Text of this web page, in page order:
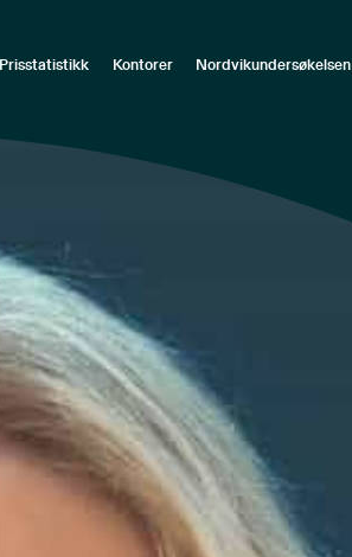
Prisstatistikk Kontorer Nordvikundersøkelsen